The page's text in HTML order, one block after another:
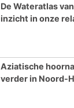
De Wateratlas
inzicht in onze
Aziatische
verder in Noord-